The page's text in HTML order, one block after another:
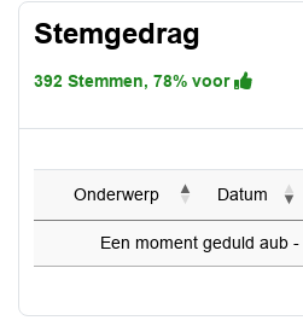
Stemgedrag
392 Stemmen, 78% voor
Onderwerp Datum
Een moment geduld aub -